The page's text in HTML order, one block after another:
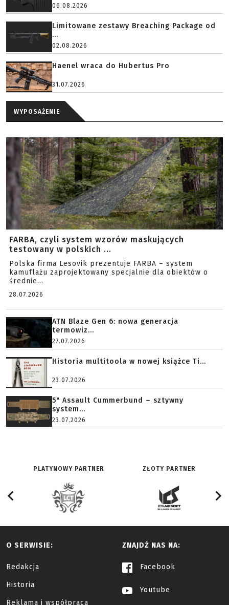
06.08.2026
Limitowane zestawy Breaching Package od
...
02.08.2026
Haenel wraca do Hubertus Pro
31.07.2026
WYPOSAŻENIE
FARBA, czyli system wzorów maskujących
testowany w polskich ...
Polska firma Lesovik prezentuje FARBA – system
kamuflażu zaprojektowany specjalnie dla obiektów o
średnie...
28.07.2026
ATN Blaze Gen 6: nowa generacja
termowiz...
27.07.2026
Historia multitoola w nowej książce Ti...
23.07.2026
5" Assault Cummerbund – sztywny
system...
23.07.2026
PLATYNOWY PARTNER ZŁOTY PARTNER
O SERWISIE:
Redakcja
Historia
Reklama i współpraca
ZNAJDŹ NAS NA:
Facebook
Youtube